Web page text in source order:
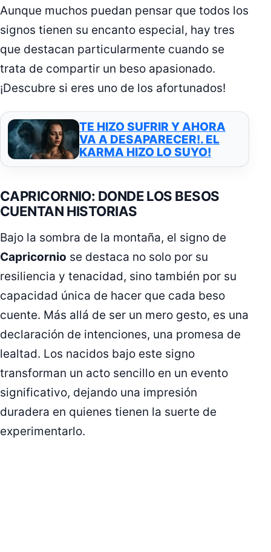
Aunque muchos puedan pensar que todos los
signos tienen su encanto especial, hay tres
que destacan particularmente cuando se
trata de compartir un beso apasionado.
¡Descubre si eres uno de los afortunados!
TE HIZO SUFRIR Y AHORA
VA A DESAPARECER!. EL
KARMA HIZO LO SUYO!
CAPRICORNIO: DONDE LOS BESOS
CUENTAN HISTORIAS
Bajo la sombra de la montaña, el signo de
Capricornio se destaca no solo por su
resiliencia y tenacidad, sino también por su
capacidad única de hacer que cada beso
cuente. Más allá de ser un mero gesto, es una
declaración de intenciones, una promesa de
lealtad. Los nacidos bajo este signo
transforman un acto sencillo en un evento
significativo, dejando una impresión
duradera en quienes tienen la suerte de
experimentarlo.